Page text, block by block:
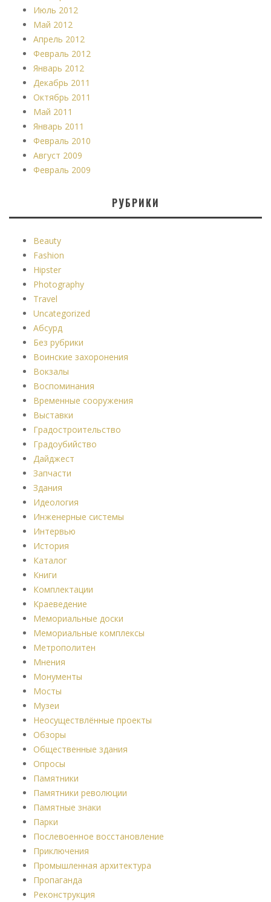
Июль 2012
Май 2012
Апрель 2012
Февраль 2012
Январь 2012
Декабрь 2011
Октябрь 2011
Май 2011
Январь 2011
Февраль 2010
Август 2009
Февраль 2009
РУБРИКИ
Beauty
Fashion
Hipster
Photography
Travel
Uncategorized
Абсурд
Без рубрики
Воинские захоронения
Вокзалы
Воспоминания
Временные сооружения
Выставки
Градостроительство
Градоубийство
Дайджест
Запчасти
Здания
Идеология
Инженерные системы
Интервью
История
Каталог
Книги
Комплектации
Краеведение
Мемориальные доски
Мемориальные комплексы
Метрополитен
Мнения
Монументы
Мосты
Музеи
Неосуществлённые проекты
Обзоры
Общественные здания
Опросы
Памятники
Памятники революции
Памятные знаки
Парки
Послевоенное восстановление
Приключения
Промышленная архитектура
Пропаганда
Реконструкция